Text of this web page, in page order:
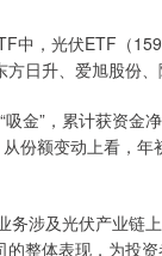
，光伏ETF（
日升、爱旭股份、
”，累计获资金
份额变动上看，年
涉及光伏产业链
整体表现，为投